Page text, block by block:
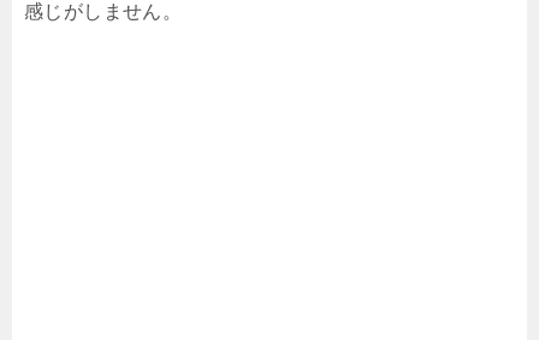
感じがしません。